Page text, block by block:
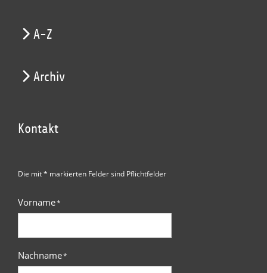
A-Z
Archiv
Kontakt
Die mit * markierten Felder sind Pflichtfelder
Vorname*
Nachname*